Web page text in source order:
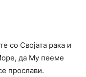
со Својата рака и
да Му пееме
прослави.